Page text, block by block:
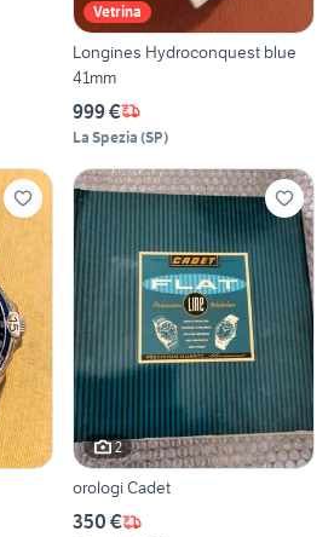
Vetrina
Longines Hydroconquest blue
41mm
999 €
La Spezia (SP)
2
orologi Cadet
350 €